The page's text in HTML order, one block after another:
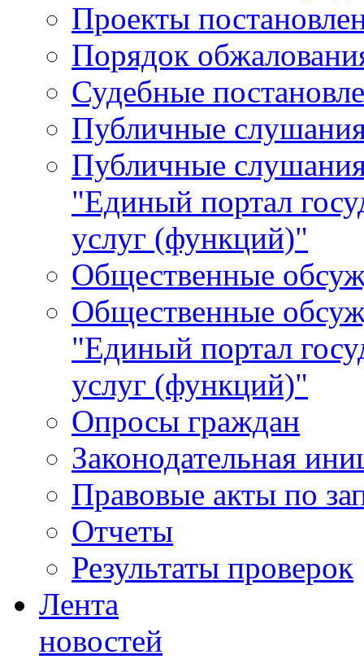
Проекты
Порядок
Судебные
Публичные
Публичные
"Единый портал
услуг (функций)"
Общественные
Общественные
"Единый портал
услуг (функций)"
Опросы граждан
Законодательная
Правовые акты по
Отчеты
Результаты проверок
Лента
новостей